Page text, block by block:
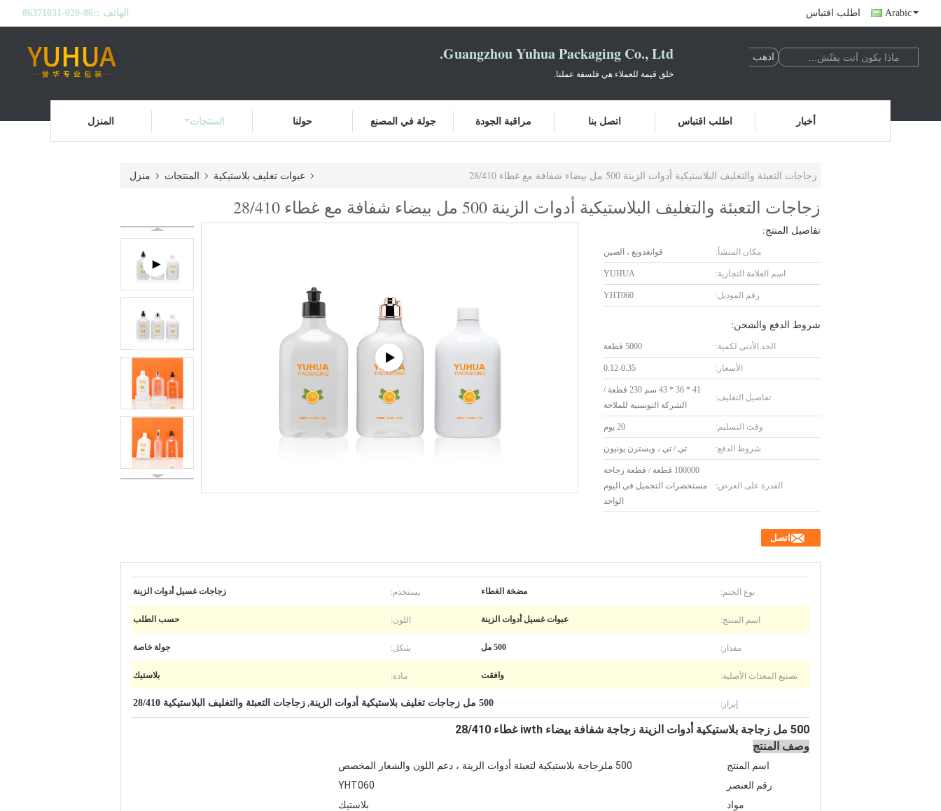
الهاتف ::86-020-86371031 اطلب اقتباس Arabic
Guangzhou Yuhua Packaging Co., Ltd.
خلق قيمة للعملاء هي فلسفة عملنا.
المنزل المنتجات حولنا جولة في المصنع مراقبة الجودة اتصل بنا اطلب اقتباس أخبار
منزل المنتجات عبوات تغليف بلاستيكية زجاجات التعبئة والتغليف البلاستيكية أدوات الزينة 500 مل بيضاء شفافة مع غطاء 28/410
زجاجات التعبئة والتغليف البلاستيكية أدوات الزينة 500 مل بيضاء شفافة مع غطاء 28/410
تفاصيل المنتج:
مكان المنشأ: قوانغدونغ ، الصين
اسم العلامة التجارية: YUHUA
رقم الموديل: YHT060
شروط الدفع والشحن:
الحد الأدنى لكمية: 5000 قطعة
الأسعار: 0.12-0.35
تفاصيل التغليف:
41 * 36 * 43 سم 230 قطعة /
الشركة التونسية للملاحة
وقت التسليم: 20 يوم
شروط الدفع: تي / تي ، ويسترن يونيون
القدرة على العرض:
100000 قطعة / قطعة زجاجة
مستحضرات التجميل في اليوم
الواحد
اتصل
نوع الختم: مضخة الغطاء يستخدم: زجاجات غسيل أدوات الزينة
اسم المنتج: عبوات غسيل أدوات الزينة اللون: حسب الطلب
مقدار: 500 مل شكل: جولة خاصة
تصنيع المعدات الأصلية: وافقت مادة: بلاستيك
إبراز: 500 مل زجاجات تغليف بلاستيكية أدوات الزينة , زجاجات التعبئة والتغليف البلاستيكية 28/410
500 مل زجاجة بلاستيكية أدوات الزينة زجاجة شفافة بيضاء iwth غطاء 28/410
وصف المنتج
اسم المنتج 500 مل زجاجة بلاستيكية لتعبئة أدوات الزينة ، دعم اللون والشعار المخصص
رقم العنصر
YHT060
مواد
بلاستيك